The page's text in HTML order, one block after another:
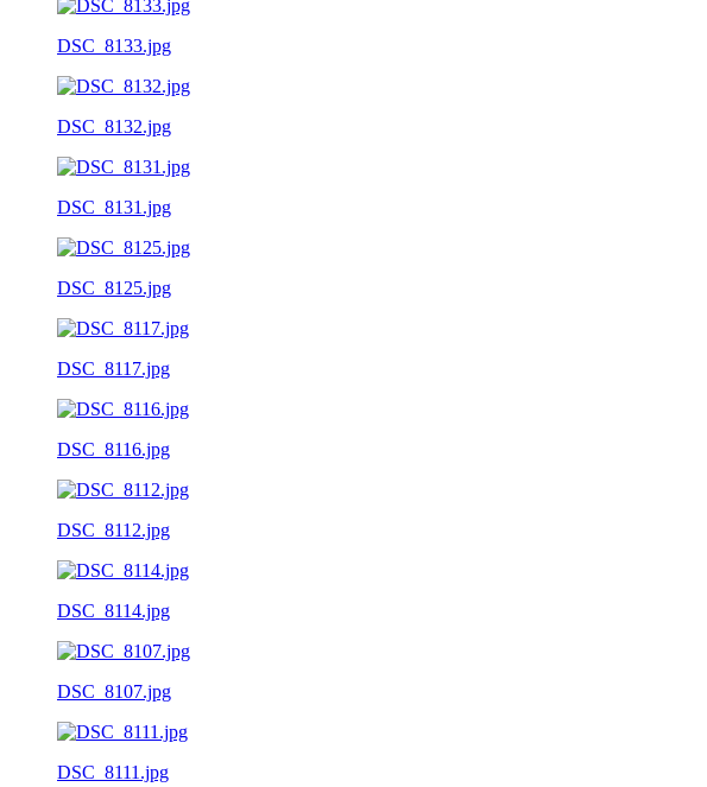
DSC_8133.jpg
DSC_8132.jpg
DSC_8131.jpg
DSC_8125.jpg
DSC_8117.jpg
DSC_8116.jpg
DSC_8112.jpg
DSC_8114.jpg
DSC_8107.jpg
DSC_8111.jpg